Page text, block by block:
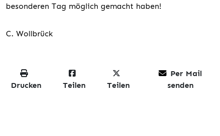
besonderen Tag möglich gemacht haben!
C. Wollbrück
Drucken Teilen Teilen
Per Mail
senden